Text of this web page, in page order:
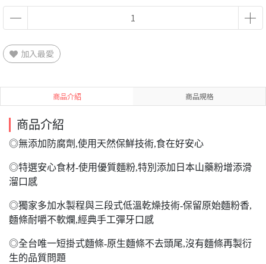
加入最愛
商品介紹 商品規格
商品介紹
◎無添加防腐劑,使用天然保鮮技術,食在好安心
◎特選安心食材-使用優質麵粉,特別添加日本山藥粉增添滑
溜口感
◎獨家多加水製程與三段式低溫乾燥技術-保留原始麵粉香,
麵條耐嚼不軟爛,經典手工彈牙口感
◎全台唯一短掛式麵條-原生麵條不去頭尾,沒有麵條再製衍
生的品質問題